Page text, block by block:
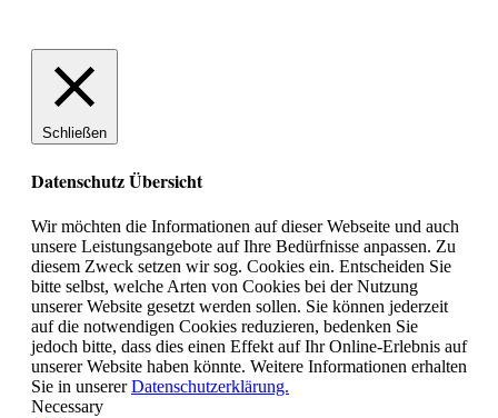
Schließen
Datenschutz Übersicht
Wir möchten die Informationen auf dieser Webseite und auch
unsere Leistungsangebote auf Ihre Bedürfnisse anpassen. Zu
diesem Zweck setzen wir sog. Cookies ein. Entscheiden Sie
bitte selbst, welche Arten von Cookies bei der Nutzung
unserer Website gesetzt werden sollen. Sie können jederzeit
auf die notwendigen Cookies reduzieren, bedenken Sie
jedoch bitte, dass dies einen Effekt auf Ihr Online-Erlebnis auf
unserer Website haben könnte. Weitere Informationen erhalten
Sie in unsererDatenschutzerklärung.
Necessary